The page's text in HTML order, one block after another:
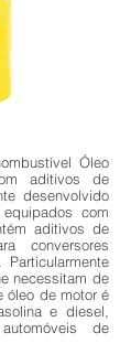
Óleo
aditivos de
desenvolvido
com
aditivos de
conversores
necessitam de
óleo de motor é
e diesel,
de